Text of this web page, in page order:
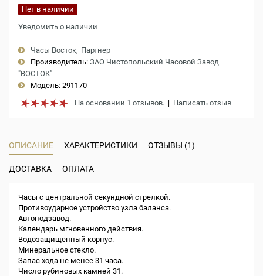
Нет в наличии
Уведомить о наличии
Часы Восток Партнер
Производитель: ЗАО Чистопольский Часовой Завод
"ВОСТОК"
Модель: 291170
На основании 1 отзывов. | Написать отзыв
ОПИСАНИЕ ХАРАКТЕРИСТИКИ ОТЗЫВЫ (1)
ДОСТАВКА ОПЛАТА
Часы с центральной секундной стрелкой.
Противоударное устройство узла баланса.
Автоподзавод.
Календарь мгновенного действия.
Водозащищенный корпус.
Минеральное стекло.
Запас хода не менее 31 часа.
Число рубиновых камней 31.